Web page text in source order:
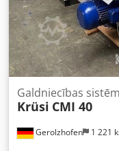
Gerolzhofen 1 221
Galdniecības
Krüsi CMI 40